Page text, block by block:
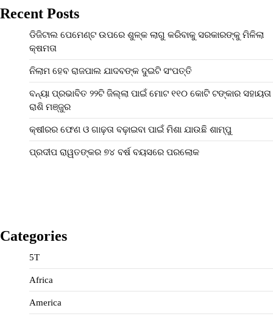
Recent Posts
ଡିଜିଟାଲ ପେମେଣ୍ଟ ଉପରେ ଶୁଳ୍କ ଲାଗୁ କରିବାକୁ ସରକାରଙ୍କୁ ମିଳିଲା
କ୍ଷମତା
ନିଲାମ ହେବ ରାଜପାଲ ଯାଦବଙ୍କ ଦୁଇଟି ସଂପତ୍ତି
ବନ୍ୟା ପ୍ରଭାବିତ ୨୨ଟି ଜିଲ୍ଲା ପାଇଁ ମୋଟ ୧୧୦ କୋଟି ଟଙ୍କାର ସହାୟତା
ରାଶି ମଞ୍ଜୁର
କ୍ଷୀରର ଫେଣ ଓ ଗାଢ଼ତା ବଢ଼ାଇବା ପାଇଁ ମିଶା ଯାଉଛି ଶାମ୍ପୁ
ପ୍ରଦୀପ ରାୱତଙ୍କର ୭୪ ବର୍ଷ ବୟସରେ ପରଲୋକ
Categories
5T
Africa
America